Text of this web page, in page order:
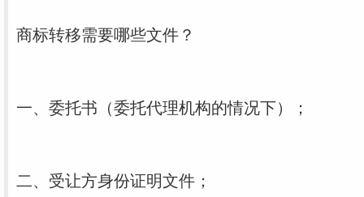
商标转移需要哪些文件？
一、委托书（委托代理机构的情况下）；
二、受让方身份证明文件；